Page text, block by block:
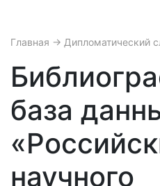
Главная → Дипломатический
база
научного